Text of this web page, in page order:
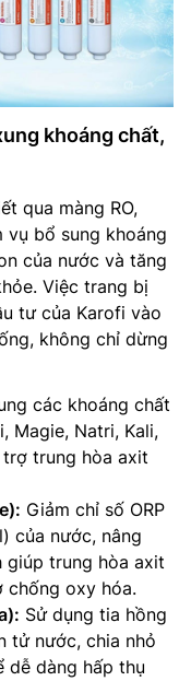
khoáng chất,
qua màng RO,
vụ bổ sung khoáng
của nước và tăng
Việc trang bị
tư của Karofi vào
không chỉ dừng
các khoáng chất
Magie, Natri, Kali,
trung hòa axit
Giảm chỉ số ORP
của nước, nâng
trung hòa axit
oxy hóa.
Sử dụng tia hồng
tử nước, chia nhỏ
dễ dàng hấp thụ